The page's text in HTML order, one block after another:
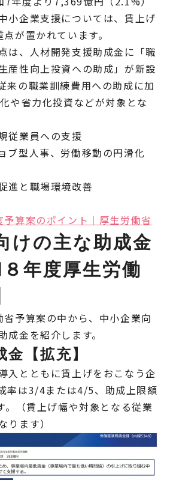
小企業支援については、賃上げ
が置かれています。
は、人材開発支援助成金に「職
産性向上投資への助成」が新設
来の職業訓練費用への助成に加
や省力化投資などが対象とな
従業員への支援
ブ型人事、労働移動の円滑化
進と職場環境改善
予算案のポイント｜厚生労働省
けの主な助成金
年度厚生労働
予算案の中から、中小企業向
成金を紹介します。
【拡充】
入とともに賃上げをおこなう企
率は3/4または4/5、助成上限額
。（賃上げ幅や対象となる従業
ります）